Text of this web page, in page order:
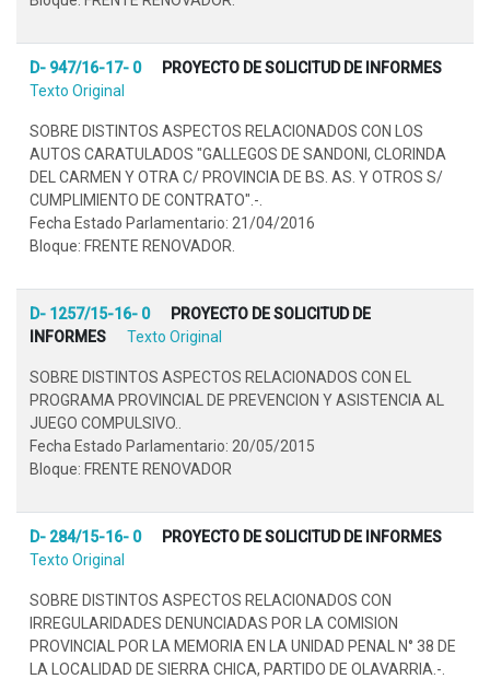
D- 947/16-17- 0
PROYECTO DE SOLICITUD DE INFORMES
Texto Original
SOBRE DISTINTOS ASPECTOS RELACIONADOS CON LOS
AUTOS CARATULADOS "GALLEGOS DE SANDONI, CLORINDA
DEL CARMEN Y OTRA C/ PROVINCIA DE BS. AS. Y OTROS S/
CUMPLIMIENTO DE CONTRATO".-.
Fecha Estado Parlamentario: 21/04/2016
Bloque: FRENTE RENOVADOR.
D- 1257/15-16- 0
PROYECTO DE SOLICITUD DE
INFORMES
Texto Original
SOBRE DISTINTOS ASPECTOS RELACIONADOS CON EL
PROGRAMA PROVINCIAL DE PREVENCION Y ASISTENCIA AL
JUEGO COMPULSIVO..
Fecha Estado Parlamentario: 20/05/2015
Bloque: FRENTE RENOVADOR
D- 284/15-16- 0
PROYECTO DE SOLICITUD DE INFORMES
Texto Original
SOBRE DISTINTOS ASPECTOS RELACIONADOS CON
IRREGULARIDADES DENUNCIADAS POR LA COMISION
PROVINCIAL POR LA MEMORIA EN LA UNIDAD PENAL N° 38 DE
LA LOCALIDAD DE SIERRA CHICA, PARTIDO DE OLAVARRIA.-.